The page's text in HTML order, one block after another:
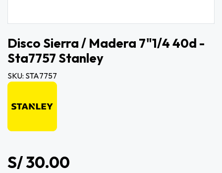
Disco Sierra / Madera 7"1/4 40d -
Sta7757 Stanley
SKU: STA7757
S/ 30.00